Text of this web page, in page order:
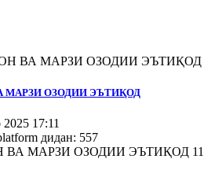
ОЗОДИИ ЭЪТИҚОД
17:11
дидан: 557
МАРЗИ ОЗОДИИ ЭЪТИҚОД